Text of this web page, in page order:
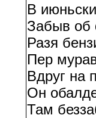
В
Забыв об
Разя
Пер
Вдруг на
Он
Там